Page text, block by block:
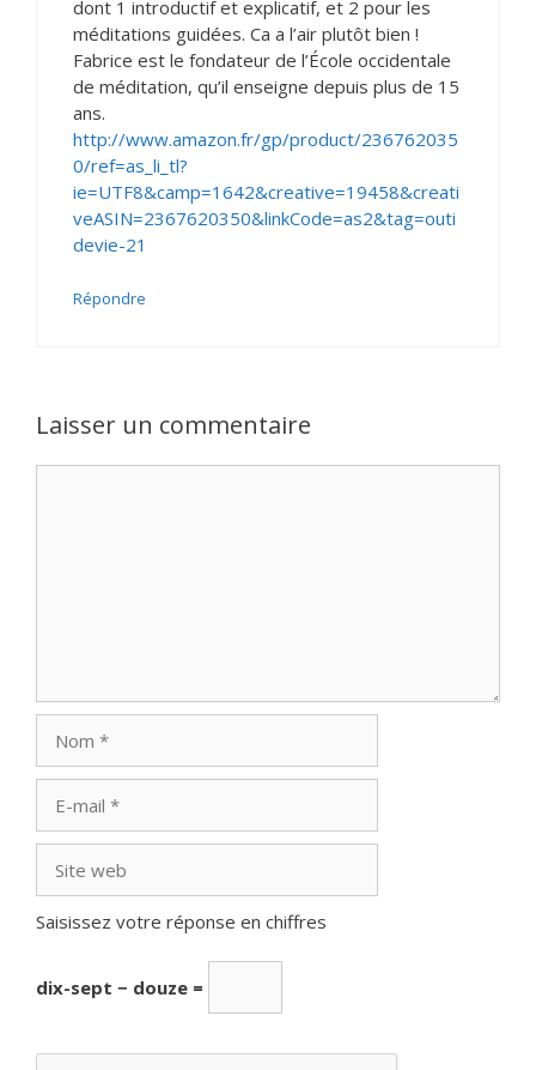
dont 1 introductif et explicatif, et 2 pour les
méditations guidées. Ca a l’air plutôt bien !
Fabrice est le fondateur de l’École occidentale
de méditation, qu’il enseigne depuis plus de 15
ans.
http://www.amazon.fr/gp/product/236762035
0/ref=as_li_tl?
ie=UTF8&camp=1642&creative=19458&creati
veASIN=2367620350&linkCode=as2&tag=outi
devie-21
Répondre
Laisser un commentaire
mail
web
Saisissez votre réponse en chiffres
dix-sept − douze =